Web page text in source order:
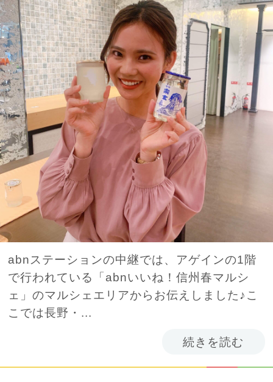
abnステーションの中継では、アゲインの1階
で行われている「abnいいね！信州春マルシ
ェ」のマルシェエリアからお伝えしました♪こ
こでは長野・...
続きを読む